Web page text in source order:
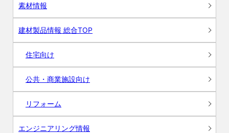
素材情報
建材製品情報 総合TOP
住宅向け
公共・商業施設向け
リフォーム
エンジニアリング情報